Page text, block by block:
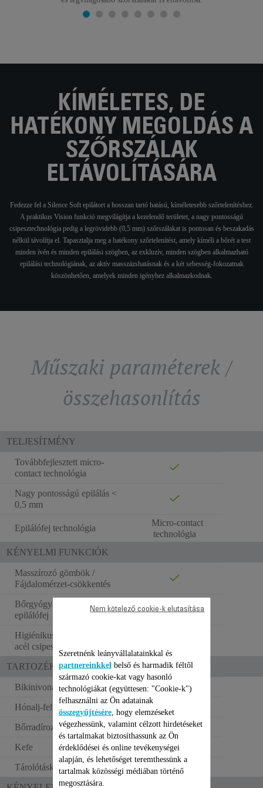
KÍMÉLETES, DE
HATÉKONY MEGOLDÁS A
SZŐRSZÁLAK
ELTÁVOLÍTÁSÁRA
Fedezze fel a Silence Soft epilátort a hosszan tartó hatású, kíméletesebb szőrtelenítéshez.
A praktikus Vision funkció megvilágítja a kezelendő területet, a nagy pontosságú
csipesztechnológia pedig a legrövidebb (0,5 mm) szőrszálakat is pontosan és beszakadás
nélkül távolítja el. Tapasztalja meg a hatékony szőrtelenítést, amely kíméli a bőrét a test
minden ívén és minden epilálási szögben, az exkluzív, minden szögben alkalmazható
epilálási technológiának, az aktív masszázshatásnak és a két sebesség-fokozatnak
köszönhetően, amelyek minden igényhez alkalmazkodnak.
Műszaki paraméterek /
összehasonlítás
TELJESÍTMÉNY
Továbbfejlesztett micro-
contact technológia
Nagy pontosságú epilálás <
0,5 mm
Epilálófej technológia
Micro-contact
technológia
KÉNYELMI FUNKCIÓK
Masszírozó gömbök /
Fájdalomérzet-csökkentés
Bőrgyógyászok által tesztelt
epilálófej
Higiénikus rozsdamentes
acél csipeszek
TARTOZÉKOK
Bikinivonal-feltét
Hónalj-feltét
Bőrradírozó görgő
Kefe
Tárolótáska
Szeretnénk leányvállalatainkkal és
partnereinkkel belső és harmadik féltől
származó cookie-kat vagy hasonló
technológiákat (együttesen: "Cookie-k")
felhasználni az Ön adatainak
összegyűjtésére, hogy elemzéseket
végezhessünk, valamint célzott hirdetéseket
és tartalmakat biztosíthassunk az Ön
érdeklődései és online tevékenységei
alapján, és lehetőséget teremthessünk a
tartalmak közösségi médiában történő
megosztására.
Nem kötelező cookie-k elutasítása